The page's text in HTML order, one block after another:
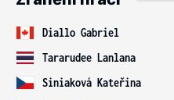
Diallo Gabriel
Tararudee Lanlana
Siniaková Kateřina